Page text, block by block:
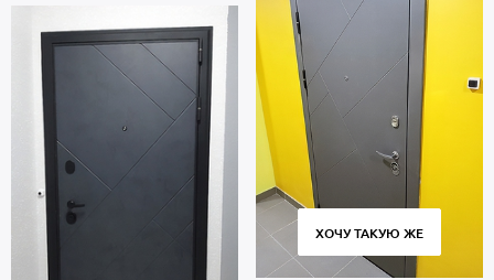
ХОЧУ ТАКУЮ ЖЕ